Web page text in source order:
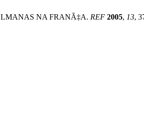
NA FRANÃ‡A. REF 2005, 13,